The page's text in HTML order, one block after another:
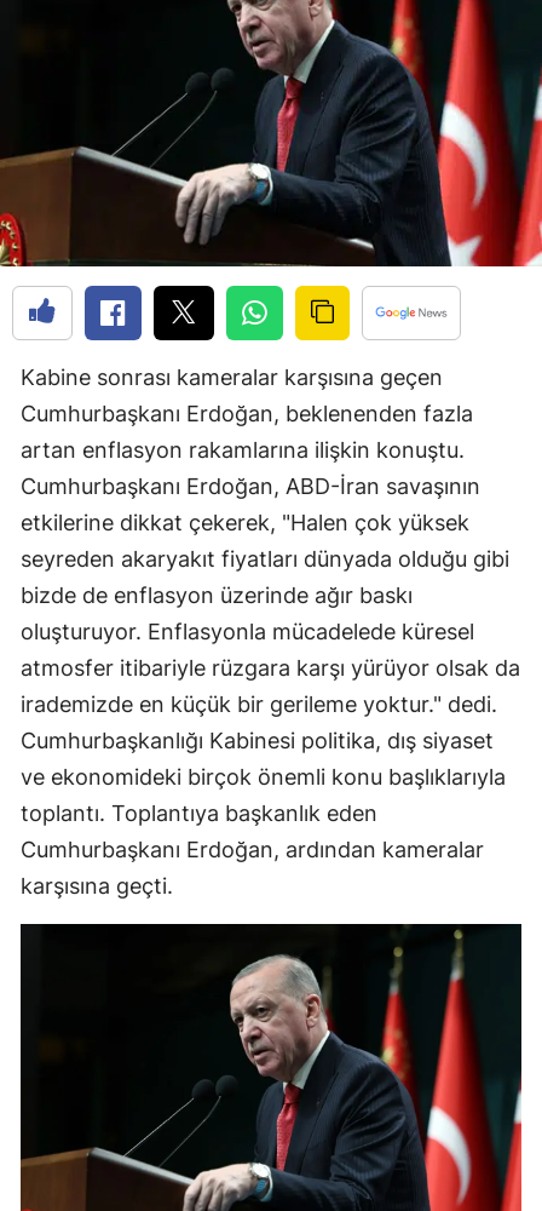
Elazığ
Erzincan
Erzurum
Eskişehir
Gaziantep
Giresun
Gümüşhane
Hakkari
Isparta
Mersin
İstanbul
İzmir
Kars
Kastamonu
Kayseri
Kocaeli
Konya
Kütahya
Malatya
Manisa
Kahramanmaraş
Kabine sonrası kameralar karşısına geçen
Cumhurbaşkanı Erdoğan, beklenenden fazla
artan enflasyon rakamlarına ilişkin konuştu.
Cumhurbaşkanı Erdoğan, ABD-İran savaşının
etkilerine dikkat çekerek, "Halen çok yüksek
seyreden akaryakıt fiyatları dünyada olduğu gibi
bizde de enflasyon üzerinde ağır baskı
oluşturuyor. Enflasyonla mücadelede küresel
atmosfer itibariyle rüzgara karşı yürüyor olsak da
irademizde en küçük bir gerileme yoktur." dedi.
Cumhurbaşkanlığı Kabinesi politika, dış siyaset
ve ekonomideki birçok önemli konu başlıklarıyla
toplantı. Toplantıya başkanlık eden
Cumhurbaşkanı Erdoğan, ardından kameralar
karşısına geçti.